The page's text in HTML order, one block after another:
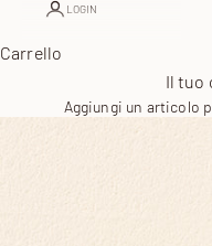
LOGIN
Carrello
Il tuo
Aggiungi un articolo